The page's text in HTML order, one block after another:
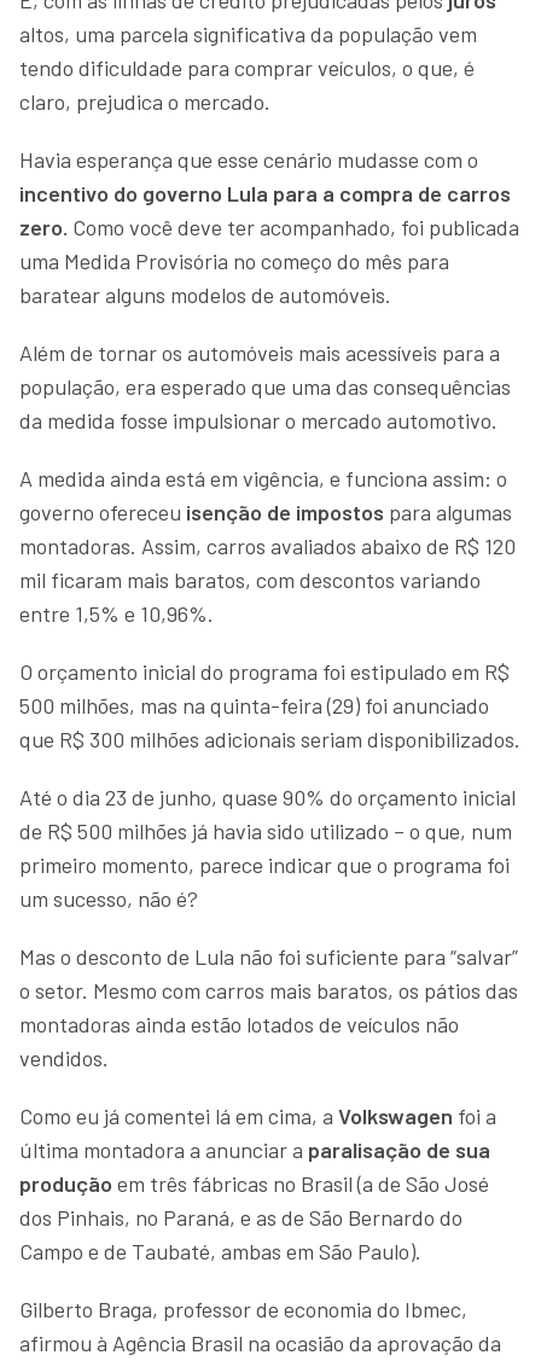
altos, uma parcela significativa da população vem
tendo dificuldade para comprar veículos, o que, é
claro, prejudica o mercado.
Havia esperança que esse cenário mudasse com o
incentivo do governo Lula para a compra de carros
zero. Como você deve ter acompanhado, foi publicada
uma Medida Provisória no começo do mês para
baratear alguns modelos de automóveis.
Além de tornar os automóveis mais acessíveis para a
população, era esperado que uma das consequências
da medida fosse impulsionar o mercado automotivo.
A medida ainda está em vigência, e funciona assim: o
governo ofereceu isenção de impostos para algumas
montadoras. Assim, carros avaliados abaixo de R$ 120
mil ficaram mais baratos, com descontos variando
entre 1,5% e 10,96%.
O orçamento inicial do programa foi estipulado em R$
500 milhões, mas na quinta-feira (29) foi anunciado
que R$ 300 milhões adicionais seriam disponibilizados.
Até o dia 23 de junho, quase 90% do orçamento inicial
de R$ 500 milhões já havia sido utilizado – o que, num
primeiro momento, parece indicar que o programa foi
um sucesso, não é?
Mas o desconto de Lula não foi suficiente para “salvar”
o setor. Mesmo com carros mais baratos, os pátios das
montadoras ainda estão lotados de veículos não
vendidos.
Como eu já comentei lá em cima, a Volkswagen foi a
última montadora a anunciar a paralisação de sua
produção em três fábricas no Brasil (a de São José
dos Pinhais, no Paraná, e as de São Bernardo do
Campo e de Taubaté, ambas em São Paulo).
Gilberto Braga, professor de economia do Ibmec,
afirmou à Agência Brasil na ocasião da aprovação da